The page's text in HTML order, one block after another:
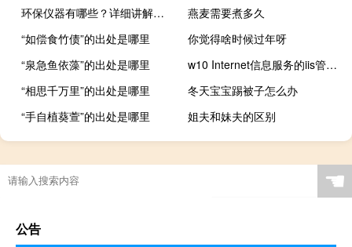
环保仪器有哪些？详细讲解各类环保仪器的使用方法
燕麦需要煮多久
“如偿食竹债”的出处是哪里
你觉得啥时候过年呀
“泉急鱼依藻”的出处是哪里
w10 Internet信息服务的iis管理器在哪里？
“相思千万里”的出处是哪里
冬天宝宝踢被子怎么办
“手自植葵萱”的出处是哪里
姐夫和妹夫的区别
春节过后就开始怀孕了吗
☚
公告